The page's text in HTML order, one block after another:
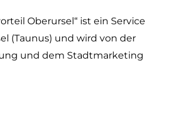
Oberursel“ ist ein Service
(Taunus) und wird von der
und dem Stadtmarketing